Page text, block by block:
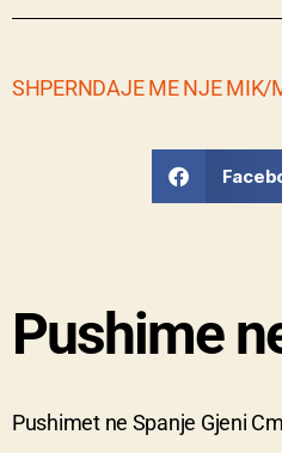
SHPERNDAJE ME NJE MIK/
Pushime
Pushimet ne Spanje Gjeni